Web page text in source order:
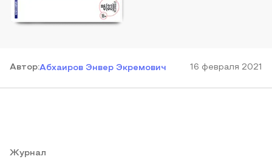
Автор:Абхаиров Энвер Экремович 16 февраля 2021
Журнал